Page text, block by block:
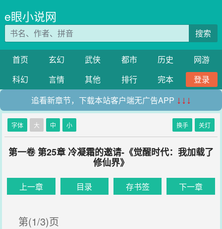
e眼小说网
搜索
首页 玄幻 武侠 都市 历史
网游
科幻
言情 其他 排行 完本
登录
追看新章节，下载本站客户端无广告APP ↓↓↓
字体 大 中 小 换手 关灯
第一卷 第25章 冷凝霜的邀请-《觉醒时代：我加载了
修仙界》
上一章 目录 存书签 下一章
第(1/3)页